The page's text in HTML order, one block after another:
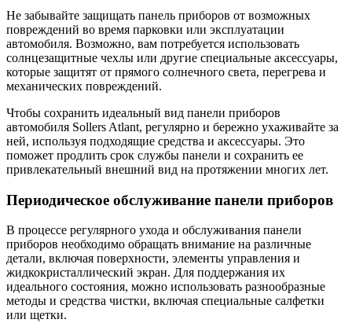
Не забывайте защищать панель приборов от возможных
повреждений во время парковки или эксплуатации
автомобиля. Возможно, вам потребуется использовать
солнцезащитные чехлы или другие специальные аксессуары,
которые защитят от прямого солнечного света, перегрева и
механических повреждений.
Чтобы сохранить идеальный вид панели приборов
автомобиля Sollers Atlant, регулярно и бережно ухаживайте за
ней, используя подходящие средства и аксессуары. Это
поможет продлить срок службы панели и сохранить ее
привлекательный внешний вид на протяжении многих лет.
Периодическое обслуживание панели приборов
В процессе регулярного ухода и обслуживания панели
приборов необходимо обращать внимание на различные
детали, включая поверхности, элементы управления и
жидкокристаллический экран. Для поддержания их
идеального состояния, можно использовать разнообразные
методы и средства чистки, включая специальные салфетки
или щетки.